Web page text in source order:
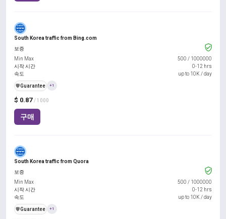
South Korea traffic from Bing.com
$ 0.87 / 1000
구매
보증
Min Max
500 / 1000000
시작 시간
0-12 hrs
속도
up to 10K / day
️🛡️Guarantee +1
South Korea traffic from Quora
보증
Min Max
500 / 1000000
시작 시간
0-12 hrs
속도
up to 10K / day
️🛡️Guarantee +1